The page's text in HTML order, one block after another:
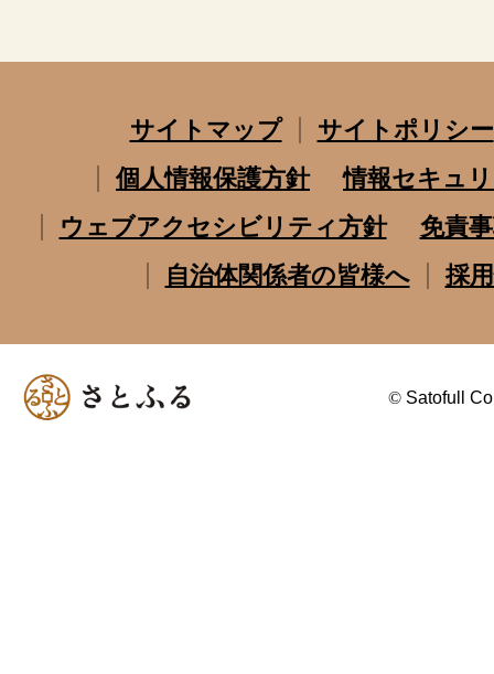
サイトマップ
サイトポリシー
個人情報保護方針
情報セキュ
ウェブアクセシビリティ方針
免責
自治体関係者の皆様へ
採
© Satofull